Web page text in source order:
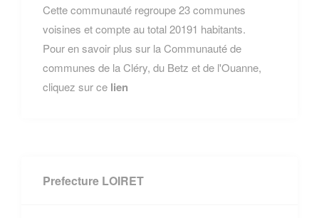
Cette communauté regroupe 23 communes
voisines et compte au total 20191 habitants.
Pour en savoir plus sur la Communauté de
communes de la Cléry, du Betz et de l'Ouanne,
cliquez sur ce lien
Prefecture LOIRET